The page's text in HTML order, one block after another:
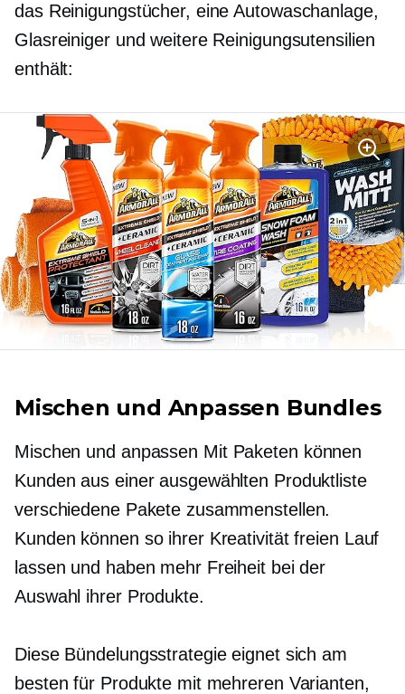
das Reinigungstücher, eine Autowaschanlage,
Glasreiniger und weitere Reinigungsutensilien
enthält:
Mischen und Anpassen Bundles
Mischen und anpassen Mit Paketen können
Kunden aus einer ausgewählten Produktliste
verschiedene Pakete zusammenstellen.
Kunden können so ihrer Kreativität freien Lauf
lassen und haben mehr Freiheit bei der
Auswahl ihrer Produkte.
Diese Bündelungsstrategie eignet sich am
besten für Produkte mit mehreren Varianten,